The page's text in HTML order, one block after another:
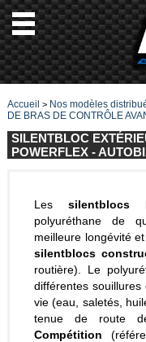
Accueil > Nos modèles
DE BRAS DE CONTRÔLE
SILENTBLOC
POWERFLEX -
Lessilentblocs
polyuréthane de
meilleure longévité
silentblocs
routière). Le
différentes
vie (eau, saletés,
tenue de route
Compétition